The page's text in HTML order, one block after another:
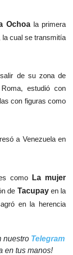
Ochoala primera
la cual se transmitía
de su zona de
estudió con
con figuras como
a Venezuela en
como
La mujer
de Tacupay en la
en la herencia
nuestro Telegram
en tus manos!